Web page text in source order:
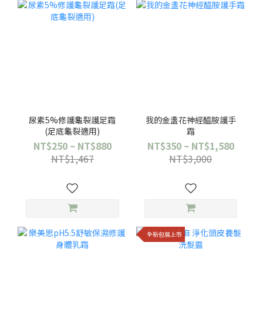
尿素5%修護龜裂護足霜
(足底龜裂適用)
NT$250 ~ NT$880
NT$1,467
我的金盞花神經醯胺護手
霜
NT$350 ~ NT$1,580
NT$3,000
全新包裝上市